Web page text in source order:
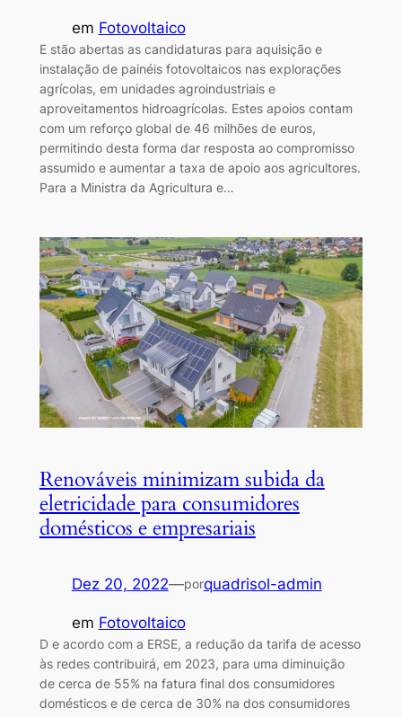
em Fotovoltaico
E stão abertas as candidaturas para aquisição e
instalação de painéis fotovoltaicos nas explorações
agrícolas, em unidades agroindustriais e
aproveitamentos hidroagrícolas. Estes apoios contam
com um reforço global de 46 milhões de euros,
permitindo desta forma dar resposta ao compromisso
assumido e aumentar a taxa de apoio aos agricultores.
Para a Ministra da Agricultura e…
Renováveis minimizam subida da
eletricidade para consumidores
domésticos e empresariais
Dez 20, 2022—porquadrisol-admin
em Fotovoltaico
D e acordo com a ERSE, a redução da tarifa de acesso
às redes contribuirá, em 2023, para uma diminuição
de cerca de 55% na fatura final dos consumidores
domésticos e de cerca de 30% na dos consumidores